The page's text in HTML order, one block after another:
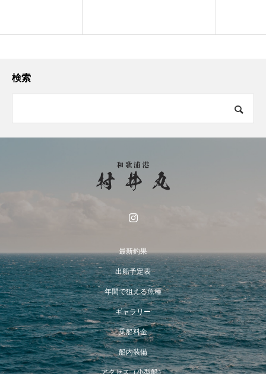
検索
最新釣果
出船予定表
年間で狙える魚種
ギャラリー
乗船料金
船内装備
アクセス（小型船）